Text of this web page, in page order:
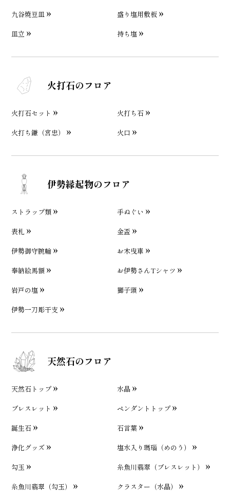
九谷焼豆皿
盛り塩用敷板
皿立
持ち塩
火打石のフロア
火打石セット
火打ち石
火打ち鎌（宮忠）
火口
伊勢縁起物のフロア
ストラップ類
手ぬぐい
表札
金盃
伊勢御守腕輪
お木曳車
奉納絵馬額
お伊勢さんTシャツ
岩戸の塩
獅子頭
伊勢一刀彫干支
天然石のフロア
天然石トップ
水晶
ブレスレット
ペンダントトップ
誕生石
石言葉
浄化グッズ
塩水入り瑪瑙（めのう）
勾玉
糸魚川翡翠（ブレスレット）
糸魚川翡翠（勾玉）
クラスター（水晶）